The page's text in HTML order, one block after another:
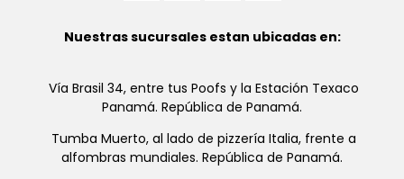
Nuestras sucursales estan ubicadas en:
Vía Brasil 34, entre tus Poofs y la Estación Texaco
Panamá. República de Panamá.
Tumba Muerto, al lado de pizzería Italia, frente a
alfombras mundiales. República de Panamá.